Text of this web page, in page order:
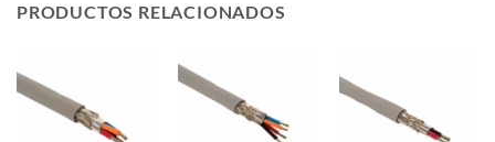
PRODUCTOS RELACIONADOS